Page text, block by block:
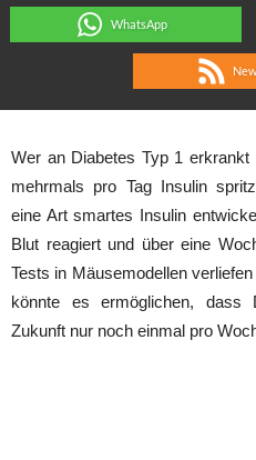
WhatsApp
Wer an Diabetes Typ 1
mehrmals pro Tag Insulin
eine Art smartes Insulin
Blut reagiert und über eine
Tests in Mäusemodellen
könnte es ermöglichen, dass
Zukunft nur noch einmal pro